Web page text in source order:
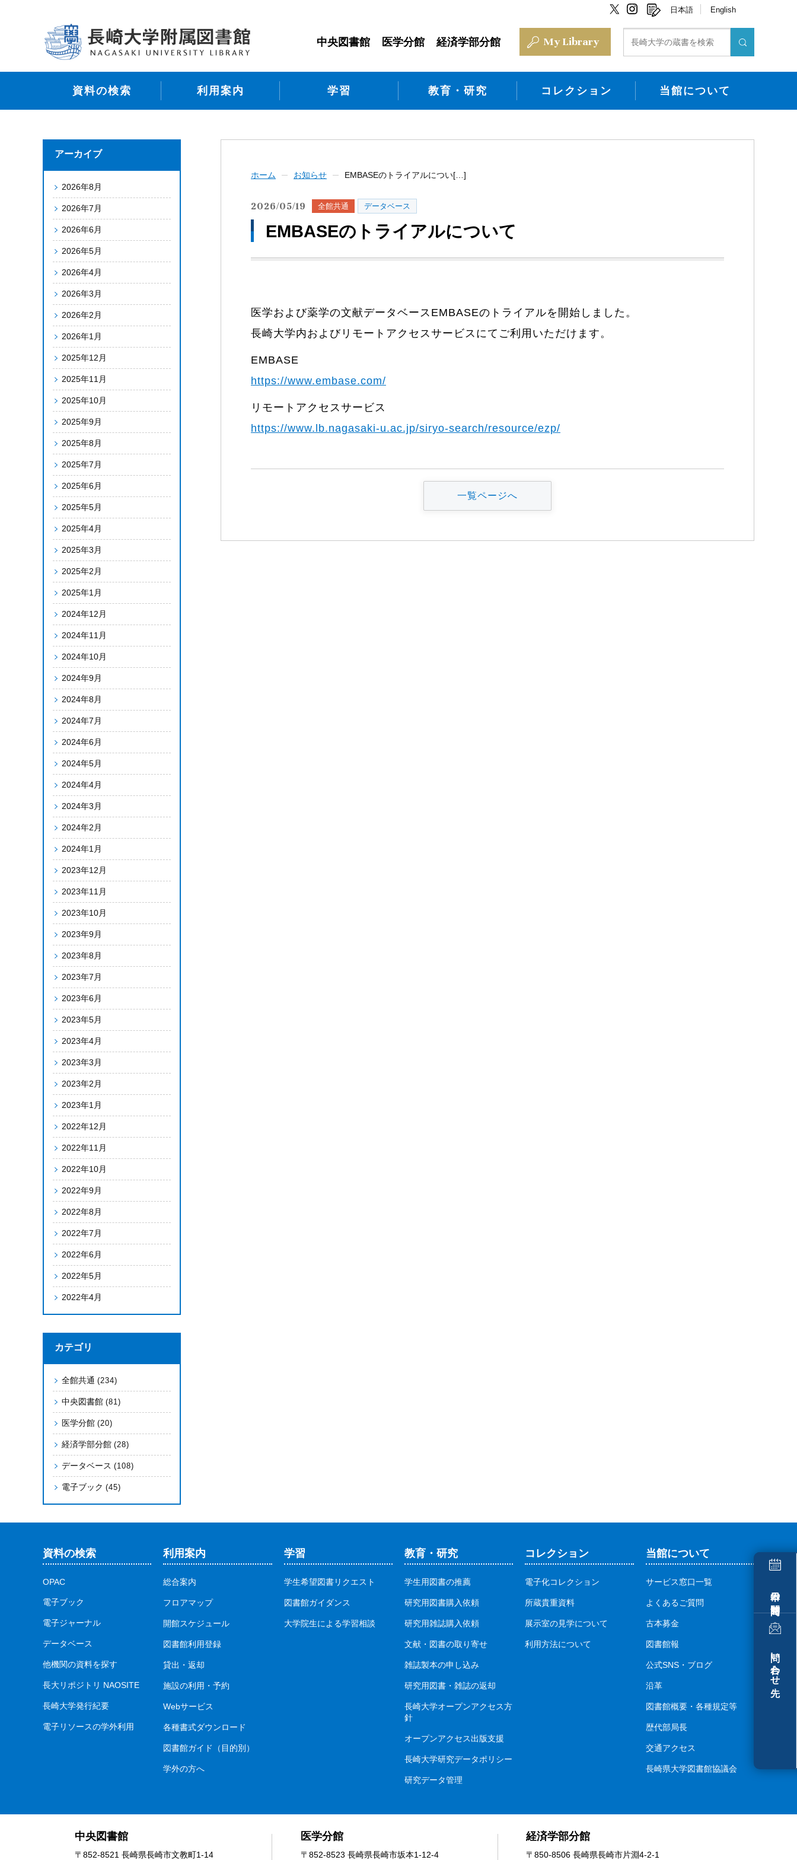
日本語 English
中央図書館 医学分館 経済学部分館 My Library
資料の検索 利用案内 学習 教育・研究 コレクション 当館について
本日の開館時間
問い合わせ先
アーカイブ
2026年8月
2026年7月
2026年6月
2026年5月
2026年4月
2026年3月
2026年2月
2026年1月
2025年12月
2025年11月
2025年10月
2025年9月
2025年8月
2025年7月
2025年6月
2025年5月
2025年4月
2025年3月
2025年2月
2025年1月
2024年12月
2024年11月
2024年10月
2024年9月
2024年8月
2024年7月
2024年6月
2024年5月
2024年4月
2024年3月
2024年2月
2024年1月
2023年12月
2023年11月
2023年10月
2023年9月
2023年8月
2023年7月
2023年6月
2023年5月
2023年4月
2023年3月
2023年2月
2023年1月
2022年12月
2022年11月
2022年10月
2022年9月
2022年8月
2022年7月
2022年6月
2022年5月
2022年4月
カテゴリ
全館共通 (234)
中央図書館 (81)
医学分館 (20)
経済学部分館 (28)
データベース (108)
電子ブック (45)
ホーム お知らせ EMBASEのトライアルについ[…]
2026/05/19 全館共通 データベース
EMBASEのトライアルについて
医学および薬学の文献データベースEMBASEのトライアルを開始しました。
長崎大学内およびリモートアクセスサービスにてご利用いただけます。
EMBASE
https://www.embase.com/
リモートアクセスサービス
https://www.lb.nagasaki-u.ac.jp/siryo-search/resource/ezp/
一覧ページへ
資料の検索
OPAC
電子ブック
電子ジャーナル
データベース
他機関の資料を探す
長大リポジトリ NAOSITE
長崎大学発行紀要
電子リソースの学外利用
利用案内
総合案内
フロアマップ
開館スケジュール
図書館利用登録
貸出・返却
施設の利用・予約
Webサービス
各種書式ダウンロード
図書館ガイド（目的別）
学外の方へ
学習
学生希望図書リクエスト
図書館ガイダンス
大学院生による学習相談
教育・研究
学生用図書の推薦
研究用図書購入依頼
研究用雑誌購入依頼
文献・図書の取り寄せ
雑誌製本の申し込み
研究用図書・雑誌の返却
長崎大学オープンアクセス方
針
オープンアクセス出版支援
長崎大学研究データポリシー
研究データ管理
コレクション
電子化コレクション
所蔵貴重資料
展示室の見学について
利用方法について
当館について
サービス窓口一覧
よくあるご質問
古本募金
図書館報
公式SNS・ブログ
沿革
図書館概要・各種規定等
歴代部局長
交通アクセス
長崎県大学図書館協議会
中央図書館
〒852-8521 長崎県長崎市文教町1-14
医学分館
〒852-8523 長崎県長崎市坂本1-12-4
経済学部分館
〒850-8506 長崎県長崎市片淵4-2-1